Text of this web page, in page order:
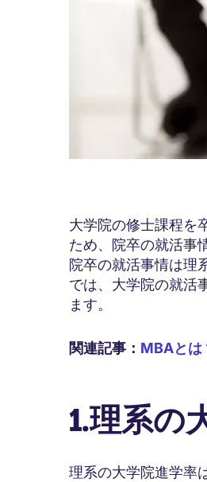
大学院の修士課程を
ため、院卒の就活事
院卒の就活事情は理
では、大学院の就活
ます。
関連記事： MBAとは
1.理系の
理系の大学院進学率